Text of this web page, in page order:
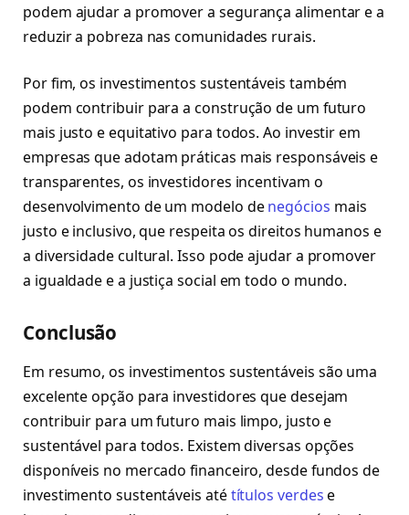
podem ajudar a promover a segurança alimentar e a
reduzir a pobreza nas comunidades rurais.
Por fim, os investimentos sustentáveis também
podem contribuir para a construção de um futuro
mais justo e equitativo para todos. Ao investir em
empresas que adotam práticas mais responsáveis e
transparentes, os investidores incentivam o
desenvolvimento de um modelo denegócios mais
justo e inclusivo, que respeita os direitos humanos e
a diversidade cultural. Isso pode ajudar a promover
a igualdade e a justiça social em todo o mundo.
Conclusão
Em resumo, os investimentos sustentáveis são uma
excelente opção para investidores que desejam
contribuir para um futuro mais limpo, justo e
sustentável para todos. Existem diversas opções
disponíveis no mercado financeiro, desde fundos de
investimento sustentáveis atétítulos verdese